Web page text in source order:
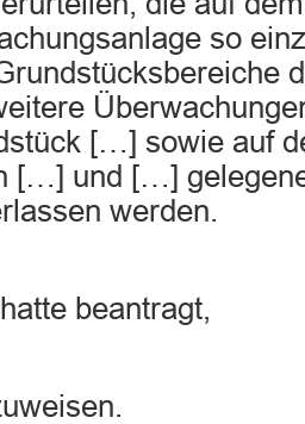
so
[…] sowie auf
[…] und […]
werden.
beantragt,